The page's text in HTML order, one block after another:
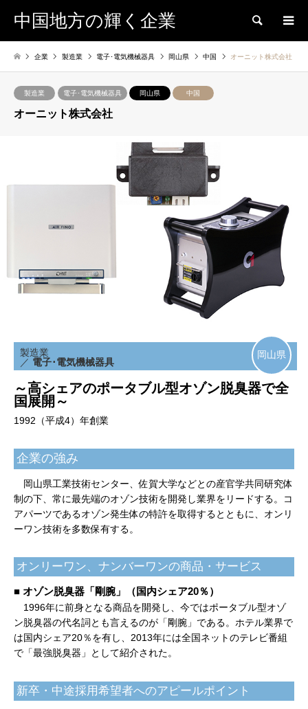
中国地方の輝く企業 検索
企業 製造業 電子･電気機械器具 岡山県 中国 オーニット株式会社
製造業 電子･電気機械器具 岡山県 中国
オーニット株式会社
製造業
／ 電子･電気機械器具
岡山県
～高シェアのポータブル型オゾン脱臭器で全
国展開～
1992（平成4）年創業
企業の強み
岡山県工業技術センター、佐賀大学などとの産官学共同研究体
制の下、常に最先端のオゾン技術を開発し業界をリードする。コ
アパーツであるオゾン発生体の特許を取得するとともに、オンリ
ーワン技術を多数保有する。
オンリーワン、ナンバーワンの商品・サービス
■ オゾン脱臭器「剛腕」（国内シェア20％）
1996年に前身となる商品を開発し、今ではポータブル型オゾ
ン脱臭器の代名詞とも言えるのが「剛腕」である。ホテル業界で
は国内シェア20％を有し、2013年には全国ネットのテレビ番組
で「最強脱臭器」として紹介された。
新卒・中途採用希望者へのアピールポイント